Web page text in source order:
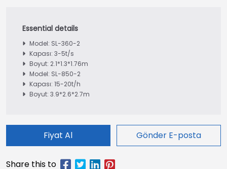
Model: SL-360-2
Kapası: 3-5t/s
Boyut: 2.1*1.3*1.76m
Model: SL-850-2
Kapası: 15-20t/h
Boyut: 3.9*2.6*2.7m
Fiyat Al Gönder E-posta